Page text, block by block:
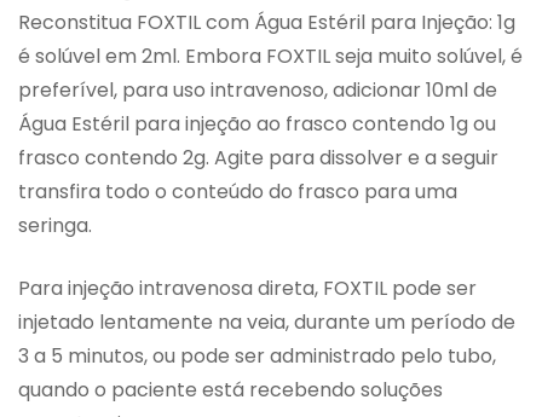
Reconstitua FOXTIL com Água Estéril para Injeção: 1g
é solúvel em 2ml. Embora FOXTIL seja muito solúvel, é
preferível, para uso intravenoso, adicionar 10ml de
Água Estéril para injeção ao frasco contendo 1g ou
frasco contendo 2g. Agite para dissolver e a seguir
transfira todo o conteúdo do frasco para uma
seringa.
Para injeção intravenosa direta, FOXTIL pode ser
injetado lentamente na veia, durante um período de
3 a 5 minutos, ou pode ser administrado pelo tubo,
quando o paciente está recebendo soluções